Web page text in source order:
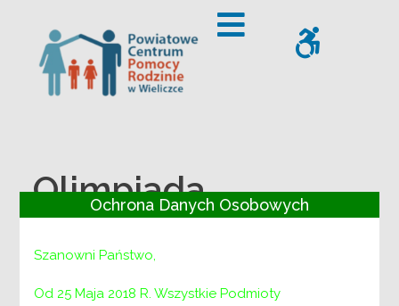
– Olimpiada Zwolnieni z Teorii – Jasminum Spes
Ochrona Danych Osobowych
Szanowni Państwo,
Od 25 Maja 2018 R. Wszystkie Podmioty
Offcanvas Sidebar
Olimpiada
Zwolnieni z Teorii –
Jasminum Spes